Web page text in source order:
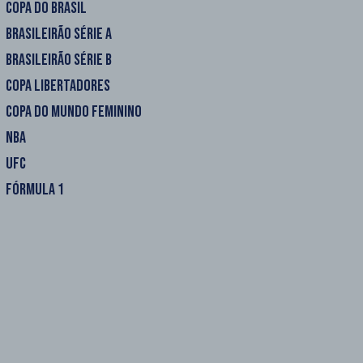
COPA DO BRASIL
BRASILEIRÃO SÉRIE A
BRASILEIRÃO SÉRIE B
COPA LIBERTADORES
COPA DO MUNDO FEMININO
NBA
UFC
FÓRMULA 1